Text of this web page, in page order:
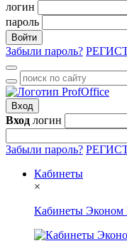
логин
пароль
Войти
Забыли пароль?
Вход
Вход логин
Забыли пароль?
Кабинеты
×
Кабинеты Эконом